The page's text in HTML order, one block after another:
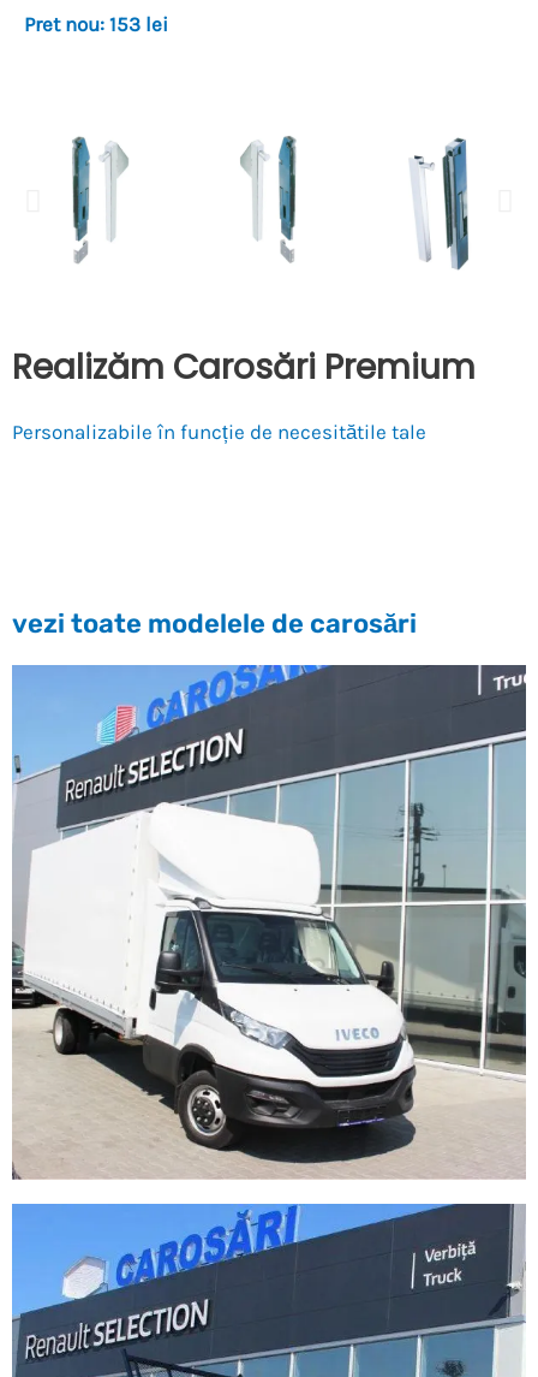
Pret nou: 153 lei
Realizăm Carosări Premium
Personalizabile în funcție de necesitătile tale
vezi toate modelele de carosări